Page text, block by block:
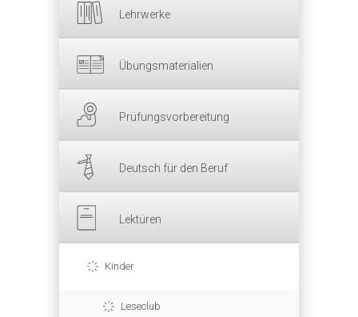
Lehrwerke
Übungsmaterialien
Prüfungsvorbereitung
Deutsch für den Beruf
Lektüren
Kinder
Leseclub